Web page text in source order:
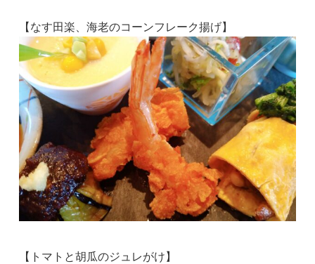
【なす田楽、海老のコーンフレーク揚げ】
【トマトと胡瓜のジュレがけ】